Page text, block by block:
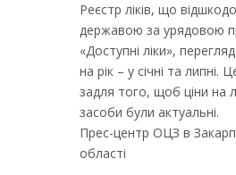
Реєстр ліків, що
державою за урядовою
«Доступні ліки»,
на рік – у січні та липні.
задля того, щоб ціни на
засоби були актуальні.
Прес-центр ОЦЗ в
області